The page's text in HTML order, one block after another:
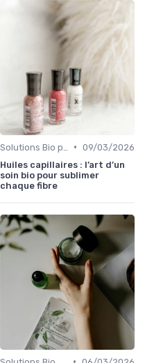
• 09/03/2026
Huiles capillaires : l’art d’un
soin bio pour sublimer
chaque fibre